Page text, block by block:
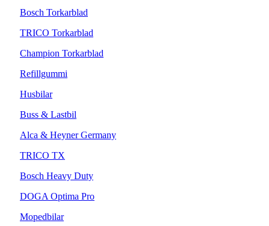
Bosch Torkarblad
TRICO Torkarblad
Champion Torkarblad
Refillgummi
Husbilar
Buss & Lastbil
Alca & Heyner Germany
TRICO TX
Bosch Heavy Duty
DOGA Optima Pro
Mopedbilar